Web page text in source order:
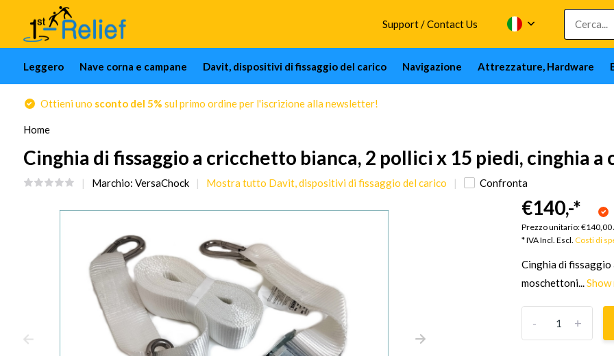
Support / Contact Us
Leggero Nave corna e campane Davit, dispositivi di fissaggio del carico Navigazione Attrezzature, Hardware
Ottieni uno sconto del 5% sul primo ordine per l'iscrizione alla newsletter!
Home
Cinghia di fissaggio a cricchetto bianca, 2 pollici x 15 piedi, cinghia a
Marchio: VersaChock Mostra tutto Davit, dispositivi di fissaggio del carico Confronta
€140,-*
Prezzo unitario:€140,00
* IVA Incl. Escl.Costi di
Cinghia di fissaggio
moschettoni...Show
+
-